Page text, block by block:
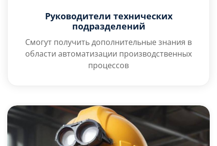
Руководители технических
подразделений
Смогут получить дополнительные знания в
области автоматизации производственных
процессов